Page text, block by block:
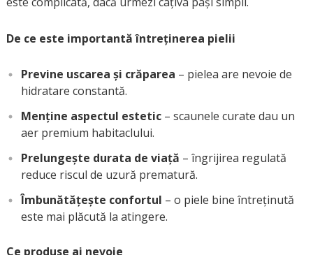
De ce este importantă întreținerea pielii
Previne uscarea și crăparea – pielea are nevoie de
hidratare constantă.
Menține aspectul estetic– scaunele curate dau un
aer premium habitaclului.
Prelungește durata de viață – îngrijirea regulată
reduce riscul de uzură prematură.
Îmbunătățește confortul – o piele bine întreținută
este mai plăcută la atingere.
Ce produse ai nevoie